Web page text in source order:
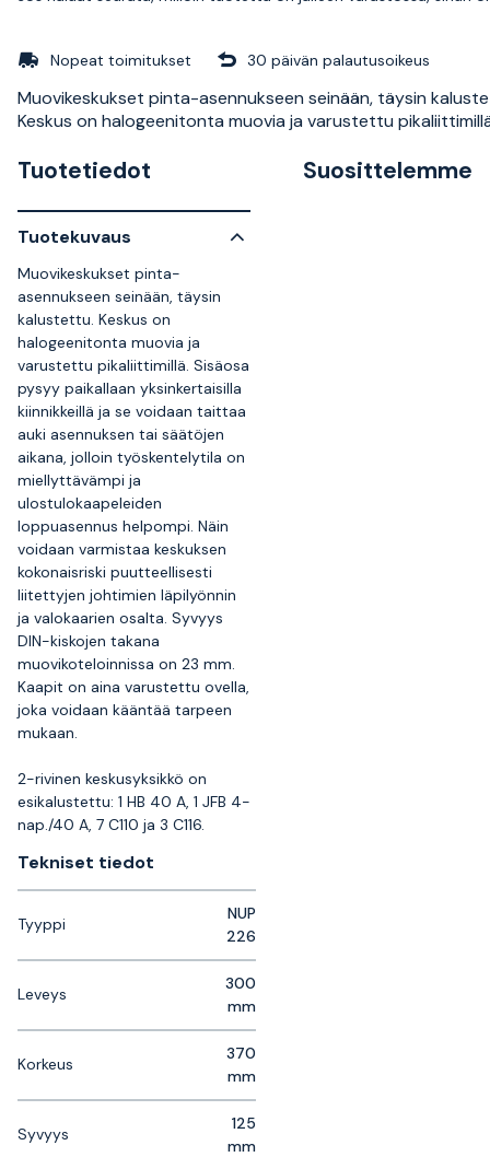
Nopeat toimitukset 30 päivän palautusoikeus
Muovikeskukset pinta-asennukseen seinään, täysin
Keskus on halogeenitonta muovia ja varustettu
Tuotetiedot
Tuotekuvaus
Muovikeskukset pinta-
asennukseen seinään, täysin
kalustettu. Keskus on
halogeenitonta muovia ja
varustettu pikaliittimillä. Sisäosa
pysyy paikallaan yksinkertaisilla
kiinnikkeillä ja se voidaan taittaa
auki asennuksen tai säätöjen
aikana, jolloin työskentelytila on
miellyttävämpi ja
ulostulokaapeleiden
loppuasennus helpompi. Näin
voidaan varmistaa keskuksen
kokonaisriski puutteellisesti
liitettyjen johtimien läpilyönnin
ja valokaarien osalta. Syvyys
DIN-kiskojen takana
muovikoteloinnissa on 23 mm.
Kaapit on aina varustettu ovella,
joka voidaan kääntää tarpeen
mukaan.
2-rivinen keskusyksikkö on
esikalustettu: 1 HB 40 A, 1 JFB 4-
nap./40 A, 7 C110 ja 3 C116.
Tekniset tiedot
Tyyppi
NUP
226
Leveys
300
mm
Korkeus
370
mm
Syvyys
125
mm
Suosittelemme